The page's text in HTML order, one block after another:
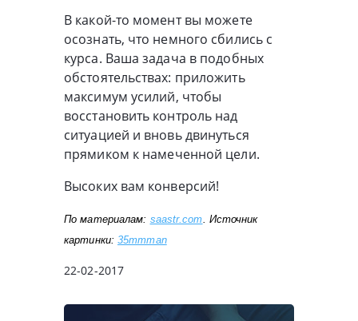
В какой-то момент вы можете
осознать, что немного сбились с
курса. Ваша задача в подобных
обстоятельствах: приложить
максимум усилий, чтобы
восстановить контроль над
ситуацией и вновь двинуться
прямиком к намеченной цели.
Высоких вам конверсий!
По материалам: saastr.com . Источник
картинки: 35mmman
22-02-2017